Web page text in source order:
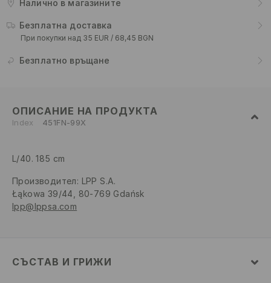
Налично в магазините
Безплатна доставка
При покупки над 35 EUR / 68,45 BGN
Безплатно връщане
ОПИСАНИЕ НА ПРОДУКТА
Index 451FN-99X
L/40. 185 cm
Производител: LPP S.A.
Łąkowa 39/44, 80-769 Gdańsk
lpp@lppsa.com
СЪСТАВ И ГРИЖИ